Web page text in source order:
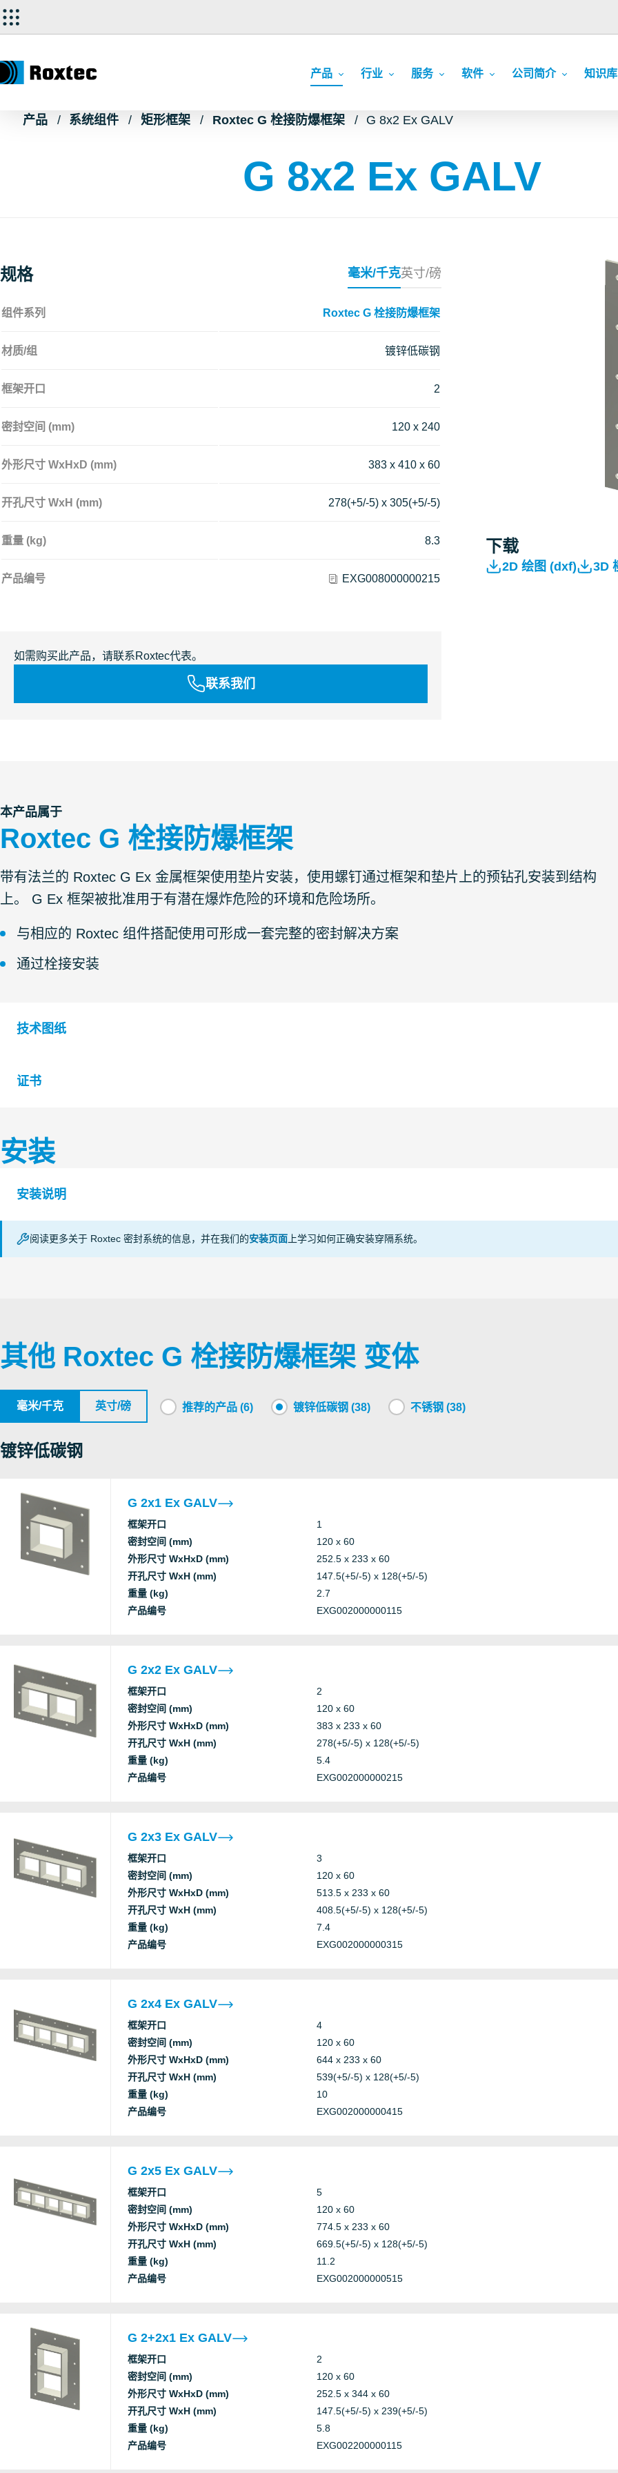
产品 行业 服务 软件 公司简介 知识库
产品 系统组件 矩形框架 Roxtec G 栓接防爆框架 G 8x2 Ex GALV
G 8x2 Ex GALV
规格 毫米/千克英寸/磅
组件系列 Roxtec G 栓接防爆框架
材质/组 镀锌低碳钢
框架开口 2
密封空间 (mm) 120 x 240
外形尺寸 WxHxD (mm) 383 x 410 x 60
开孔尺寸 WxH (mm) 278(+5/-5) x 305(+5/-5)
重量 (kg) 8.3
产品编号 EXG008000000215
如需购买此产品，请联系Roxtec代表。
联系我们
下载
2D 绘图 (dxf) 3D
本产品属于
Roxtec G 栓接防爆框架
带有法兰的 Roxtec G Ex 金属框架使用垫片安装，使用螺钉通过框架和垫片上的预钻孔安装到结构
上。 G Ex 框架被批准用于有潜在爆炸危险的环境和危险场所。
与相应的 Roxtec 组件搭配使用可形成一套完整的密封解决方案
通过栓接安装
技术图纸
S1608043 G Ex FRAME +SINGLE FRAME
证书
认证机构
CSA
KTL Korea
SGS Ex
Armored
LLC
SERTIS-
CENTER
Ex
Roxtec
International
AB
Ex
Ex
Water tightness (catastrophic)
DNV
A class fire
Gas tightness (catastrophic)
Water tightness (catastrophic)
Steel
Ex
RISE Ex
安装
安装说明
阅读更多关于 Roxtec 密封系统的信息，并在我们的安装页面 上学习如何正确安装穿隔系统。
其他 Roxtec G 栓接防爆框架 变体
毫米/千克 英寸/磅 推荐的产品 (6) 镀锌低碳钢 (38) 不锈钢 (38)
镀锌低碳钢
G 2x1 Ex GALV
框架开口
1
密封空间 (mm)
120 x 60
外形尺寸 WxHxD (mm)
252.5 x 233 x 60
开孔尺寸 WxH (mm)
147.5(+5/-5) x 128(+5/-5)
重量 (kg)
2.7
产品编号
EXG002000000115
G 2x2 Ex GALV
框架开口
2
密封空间 (mm)
120 x 60
外形尺寸 WxHxD (mm)
383 x 233 x 60
开孔尺寸 WxH (mm)
278(+5/-5) x 128(+5/-5)
重量 (kg)
5.4
产品编号
EXG002000000215
G 2x3 Ex GALV
框架开口
3
密封空间 (mm)
120 x 60
外形尺寸 WxHxD (mm)
513.5 x 233 x 60
开孔尺寸 WxH (mm)
408.5(+5/-5) x 128(+5/-5)
重量 (kg)
7.4
产品编号
EXG002000000315
G 2x4 Ex GALV
框架开口
4
密封空间 (mm)
120 x 60
外形尺寸 WxHxD (mm)
644 x 233 x 60
开孔尺寸 WxH (mm)
539(+5/-5) x 128(+5/-5)
重量 (kg)
10
产品编号
EXG002000000415
G 2x5 Ex GALV
框架开口
5
密封空间 (mm)
120 x 60
外形尺寸 WxHxD (mm)
774.5 x 233 x 60
开孔尺寸 WxH (mm)
669.5(+5/-5) x 128(+5/-5)
重量 (kg)
11.2
产品编号
EXG002000000515
G 2+2x1 Ex GALV
框架开口
2
密封空间 (mm)
120 x 60
外形尺寸 WxHxD (mm)
252.5 x 344 x 60
开孔尺寸 WxH (mm)
147.5(+5/-5) x 239(+5/-5)
重量 (kg)
5.8
产品编号
EXG002200000115